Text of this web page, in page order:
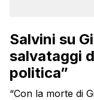
Salvini su
salvataggi
politica”
“Con la morte di